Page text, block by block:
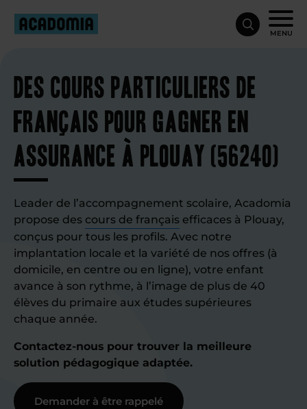
MENU
Des cours particuliers de
français pour gagner en
assurance à Plouay (56240)
Leader de l’accompagnement scolaire, Acadomia
propose des cours de français efficaces à Plouay,
conçus pour tous les profils. Avec notre
implantation locale et la variété de nos offres (à
domicile, en centre ou en ligne), votre enfant
avance à son rythme, à l’image de plus de 40
élèves du primaire aux études supérieures
chaque année.
Contactez-nous pour trouver la meilleure
solution pédagogique adaptée.
Demander à être rappelé